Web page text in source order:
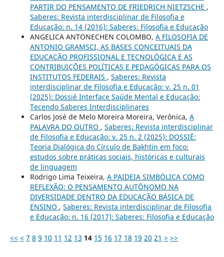
PARTIR DO PENSAMENTO DE FRIEDRICH NIETZSCHE ,
Saberes: Revista interdisciplinar de Filosofia e
Educação: n. 14 (2016): Saberes: Filosofia e Educação
ANGELICA ANTONECHEN COLOMBO, A FILOSOFIA DE
ANTONIO GRAMSCI, AS BASES CONCEITUAIS DA
EDUCAÇÃO PROFISSIONAL E TECNOLÓGICA E AS
CONTRIBUIÇÕES POLÍTICAS E PEDAGÓGICAS PARA OS
INSTITUTOS FEDERAIS , Saberes: Revista
interdisciplinar de Filosofia e Educação: v. 25 n. 01
(2025): Dossiê Interface Saúde Mental e Educação:
Tecendo Saberes Interdisciplinares
Carlos José de Melo Moreira Moreira, Verônica, A
PALAVRA DO OUTRO , Saberes: Revista interdisciplinar
de Filosofia e Educação: v. 25 n. 2 (2025): DOSSIÊ:
Teoria Dialógica do Círculo de Bakhtin em foco:
estudos sobre práticas sociais, históricas e culturais
de linguagem
Rodrigo Lima Teixeira, A PAIDEIA SIMBÓLICA COMO
REFLEXÃO: O PENSAMENTO AUTÔNOMO NA
DIVERSIDADE DENTRO DA EDUCAÇÃO BÁSICA DE
ENSINO , Saberes: Revista interdisciplinar de Filosofia
e Educação: n. 16 (2017): Saberes: Filosofia e Educação
<< < 7 8 9 10 11 12 13 14 15 16 17 18 19 20 21 > >>